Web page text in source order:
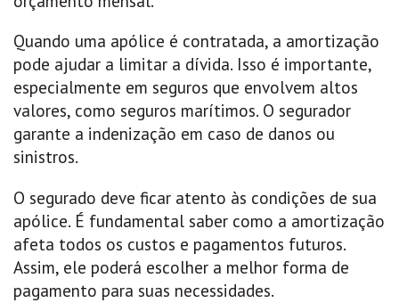
Quando uma apólice é contratada, a amortização
pode ajudar a limitar a dívida. Isso é importante,
especialmente em seguros que envolvem altos
valores, como seguros marítimos. O segurador
garante a indenização em caso de danos ou
sinistros.
O segurado deve ficar atento às condições de sua
apólice. É fundamental saber como a amortização
afeta todos os custos e pagamentos futuros.
Assim, ele poderá escolher a melhor forma de
pagamento para suas necessidades.